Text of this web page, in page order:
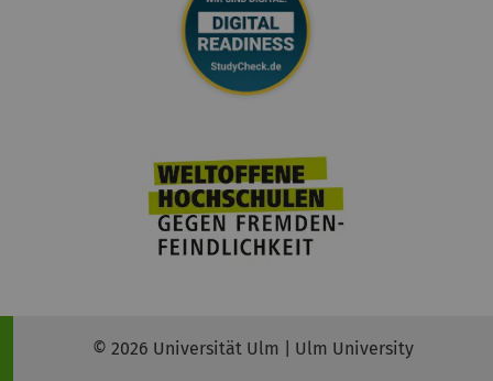
© 2026 Universität Ulm | Ulm University